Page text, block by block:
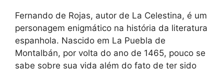
Fernando de Rojas, autor de La Celestina, é um
personagem enigmático na história da literatura
espanhola. Nascido em La Puebla de
Montalbán, por volta do ano de 1465, pouco se
sabe sobre sua vida além do fato de ter sido